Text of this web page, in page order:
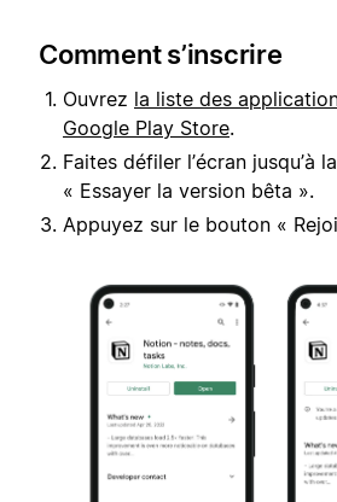
Comment s’inscrire
Ouvrez la liste des
Google Play Store.
Faites défiler l’écran jusqu’à
« Essayer la version bêta ».
Appuyez sur le bouton «